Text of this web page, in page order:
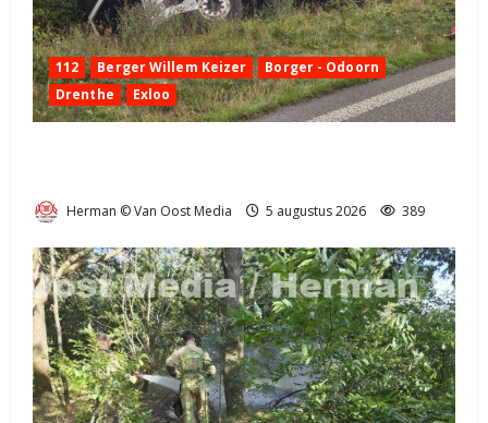
112 Berger Willem Keizer
Borger - Odoorn
Drenthe
Exloo
Herman © Van Oost Media 5 augustus 2026 389